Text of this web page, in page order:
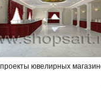
ювелирных